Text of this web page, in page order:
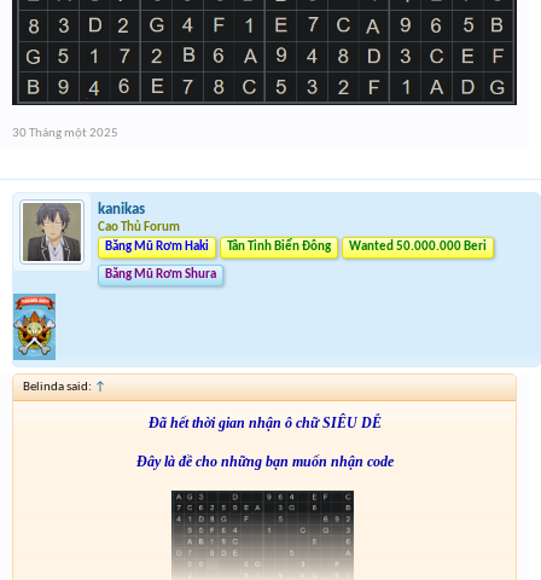
30 Tháng một 2025
kanikas
Cao Thủ Forum
Băng Mũ Rơm Haki
Tân Tinh Biển Đông Wanted 50.000.000 Beri
Băng Mũ Rơm Shura
Belinda said: ↑
Đã hết thời gian nhận ô chữ SIÊU DỄ
Đây là đề cho những bạn muốn nhận code